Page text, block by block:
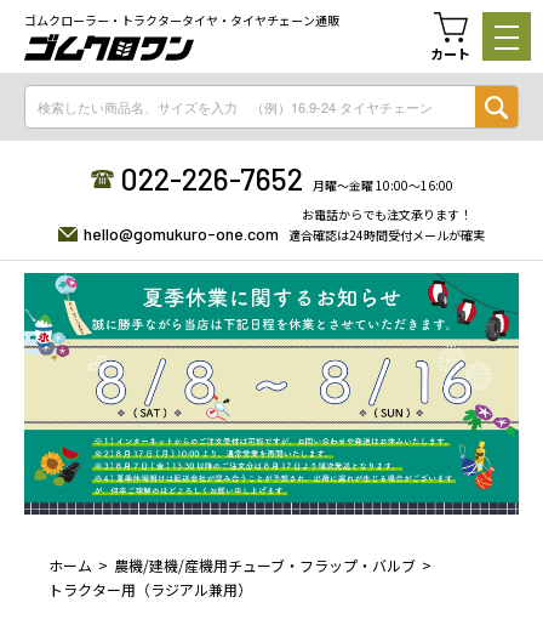
ゴムクローラー・トラクタータイヤ・タイヤチェーン通販
カート
022-226-7652 月曜〜金曜 10:00〜16:00
hello@gomukuro-one.com
お電話からでも注文承ります！
適合確認は24時間受付メールが確実
ホーム
農機/建機/産機用チューブ・フラップ・バルブ
トラクター用（ラジアル兼用）